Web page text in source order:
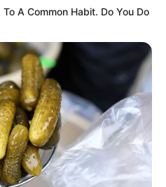
A Common Habit. Do You Do